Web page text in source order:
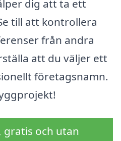
dig att ta ett
till att kontrollera
från andra
att du väljer ett
företagsnamn.
gratis och utan